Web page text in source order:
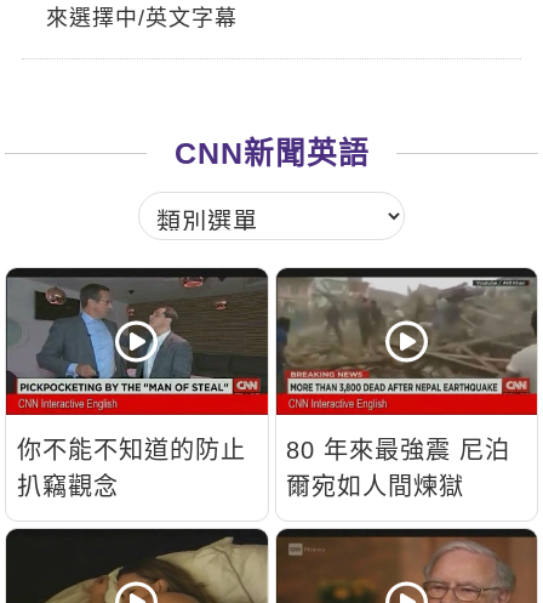
新聞英文
來選擇中/英文字幕
CNN新聞英語
你不能不知道的防止
扒竊觀念
80 年來最強震 尼泊
爾宛如人間煉獄